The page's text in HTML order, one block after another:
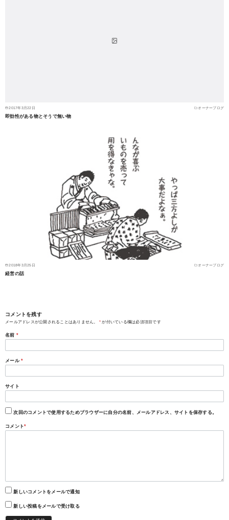
2017年3月22日 オーナーブログ
即効性がある物とそうで無い物
2018年3月25日 オーナーブログ
経営の話
コメントを残す
メールアドレスが公開されることはありません。 * が付いている欄は必須項目です
名前 *
メール *
サイト
次回のコメントで使用するためブラウザーに自分の名前、メールアドレス、サイトを保存する。
コメント*
新しいコメントをメールで通知
新しい投稿をメールで受け取る